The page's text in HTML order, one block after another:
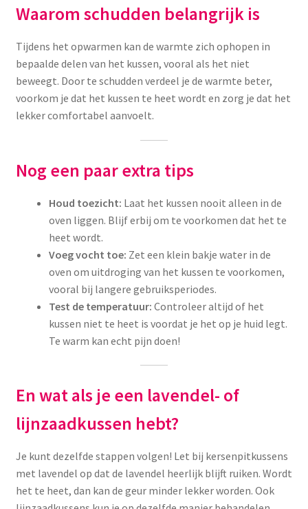
Waarom schudden belangrijk is
Tijdens het opwarmen kan de warmte zich ophopen in
bepaalde delen van het kussen, vooral als het niet
beweegt. Door te schudden verdeel je de warmte beter,
voorkom je dat het kussen te heet wordt en zorg je dat het
lekker comfortabel aanvoelt.
Nog een paar extra tips
Houd toezicht: Laat het kussen nooit alleen in de
oven liggen. Blijf erbij om te voorkomen dat het te
heet wordt.
Voeg vocht toe: Zet een klein bakje water in de
oven om uitdroging van het kussen te voorkomen,
vooral bij langere gebruiksperiodes.
Test de temperatuur: Controleer altijd of het
kussen niet te heet is voordat je het op je huid legt.
Te warm kan echt pijn doen!
En wat als je een lavendel- of
lijnzaadkussen hebt?
Je kunt dezelfde stappen volgen! Let bij kersenpitkussens
met lavendel op dat de lavendel heerlijk blijft ruiken. Wordt
het te heet, dan kan de geur minder lekker worden. Ook